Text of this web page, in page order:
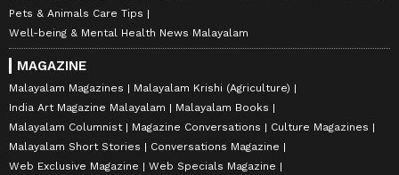
Pets & Animals Care Tips
Well-being & Mental Health News Malayalam
MAGAZINE
Malayalam Magazines
Malayalam Krishi (Agriculture)
India Art Magazine Malayalam
Malayalam Books
Malayalam Columnist
Magazine Conversations
Culture Magazines
Malayalam Short Stories
Conversations Magazine
Web Exclusive Magazine
Web Specials Magazine